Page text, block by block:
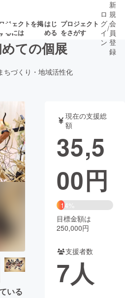
ジェクトを掲
るには
はじ
める
プロジェクト
をさがす
ジェット ゲーム・サ
チャレンジ
活性化
Good CAMPFIRE Creation
税
コミュニティ
ロ
グ
イ
ン
/
新
規
会
員
登
録
ての個展
ちづくり・地域活性化
いる
現在の支援総
額
35,5
00円
14%
目標金額は
250,000円
支援者数
7人